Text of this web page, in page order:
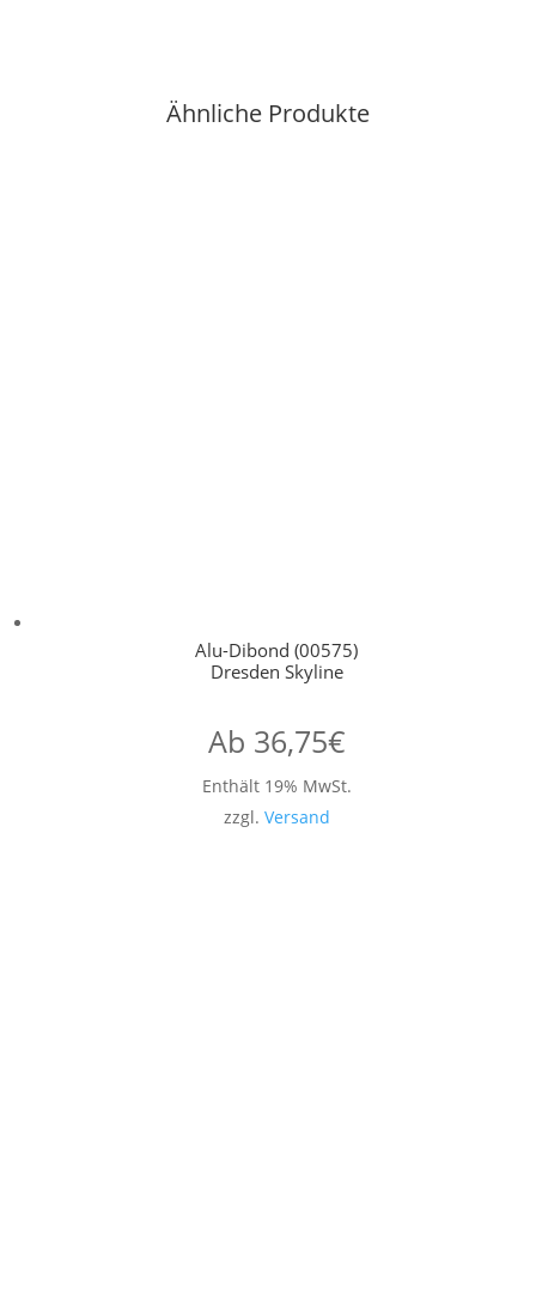
Ähnliche Produkte
Alu-Dibond (00575)
Dresden Skyline
Ab 36,75€
Enthält 19% MwSt.
zzgl. Versand